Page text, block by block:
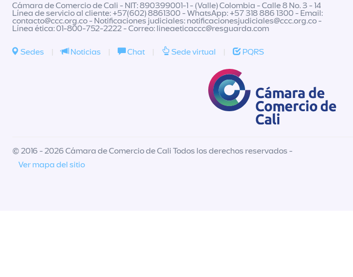
Cámara de Comercio de Cali - NIT: 890399001-1 - (Valle) Colombia - Calle 8 No. 3 - 14
Línea de servicio al cliente: +57(602) 8861300 - WhatsApp: +57 318 886 1300 - Email:
contacto@ccc.org.co- Notificaciones judiciales: notificacionesjudiciales@ccc.org.co-
Línea ética: 01-800-752-2222 - Correo: lineaeticaccc@resguarda.com
Sedes | Noticias | Chat | Sede virtual | PQRS
© 2016 - 2026 Cámara de Comercio de Cali Todos los derechos reservados -
Ver mapa del sitio